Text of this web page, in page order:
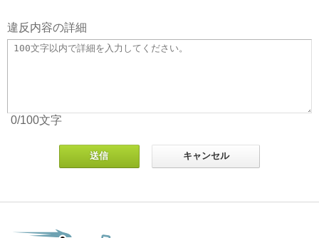
違反内容の詳細
0/100文字